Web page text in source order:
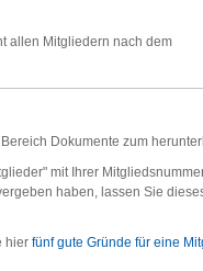
allen Mitgliedern nach dem
Dokumente zum
mit Ihrer
haben, lassen Sie
hier fünf gute Gründe für eine